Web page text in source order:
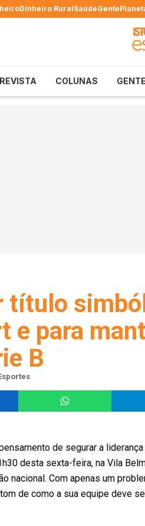
Dinheiro RuralSaúdeGente
REVISTA COLUNAS GENTE
título
e para
B
de segurar a
desta sexta-feira, na Vila
nacional. Com apenas um
de como a sua equipe deve